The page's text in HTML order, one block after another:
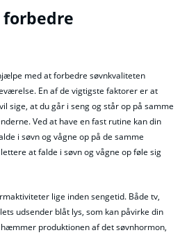
med at forbedre søvnkvaliteten
En af de vigtigste faktorer er at
sige, at du går i seng og står op på samme
Ved at have en fast rutine kan din
i søvn og vågne op på de samme
at falde i søvn og vågne op føle sig
lige inden sengetid. Både tv,
udsender blåt lys, som kan påvirke din
produktionen af det søvnhormon,